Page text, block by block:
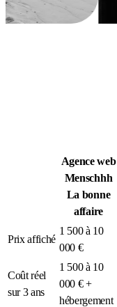
Agence web
Menschhh
La bonne
affaire
Prix affiché
1 500 à 10
000 €
Coût réel
sur 3 ans
1 500 à 10
000 € +
hébergement